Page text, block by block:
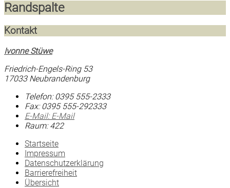
Randspalte
Kontakt
Ivonne Stüwe
Friedrich-Engels-Ring 53
17033 Neubrandenburg
Telefon:0395 555-2333
Fax:0395 555-292333
E-Mail: E-Mail
Raum: 422
Startseite
Impressum
Datenschutzerklärung
Barrierefreiheit
Übersicht